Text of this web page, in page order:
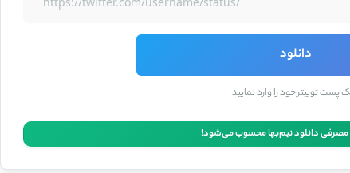
دانلود
پست توییتر خود را وارد نمایید
مصرفی دانلود نیم‌بها محسوب می‌شود!